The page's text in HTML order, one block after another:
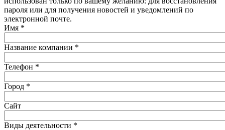
пароля или для получения новостей и уведомлений по
электронной почте.
Имя *
Название компании *
Телефон *
Город *
Сайт
Виды деятельности *